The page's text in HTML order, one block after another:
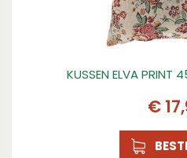
KUSSEN ELVA PRINT
€ 17,